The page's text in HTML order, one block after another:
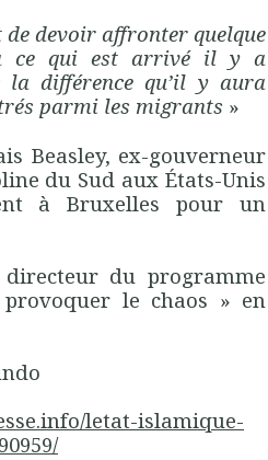
de devoir affronter quelque
ce qui est arrivé il y a
la différence qu’il y aura
parmi les migrants »
Beasley, ex-gouverneur
du Sud aux États-Unis
à Bruxelles pour un
du programme
le chaos » en
letat-islamique-